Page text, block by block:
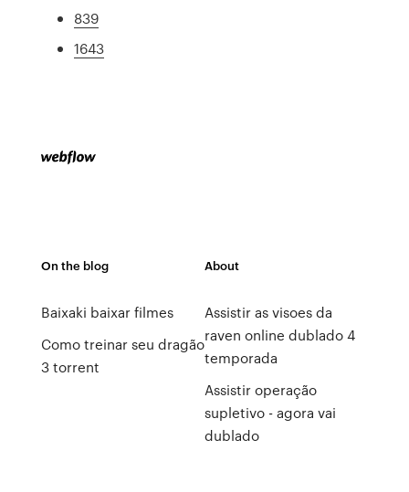
839
1643
On the blog
Baixaki baixar filmes
Como treinar seu dragão
3 torrent
About
Assistir as visoes da
raven online dublado 4
temporada
Assistir operação
supletivo - agora vai
dublado